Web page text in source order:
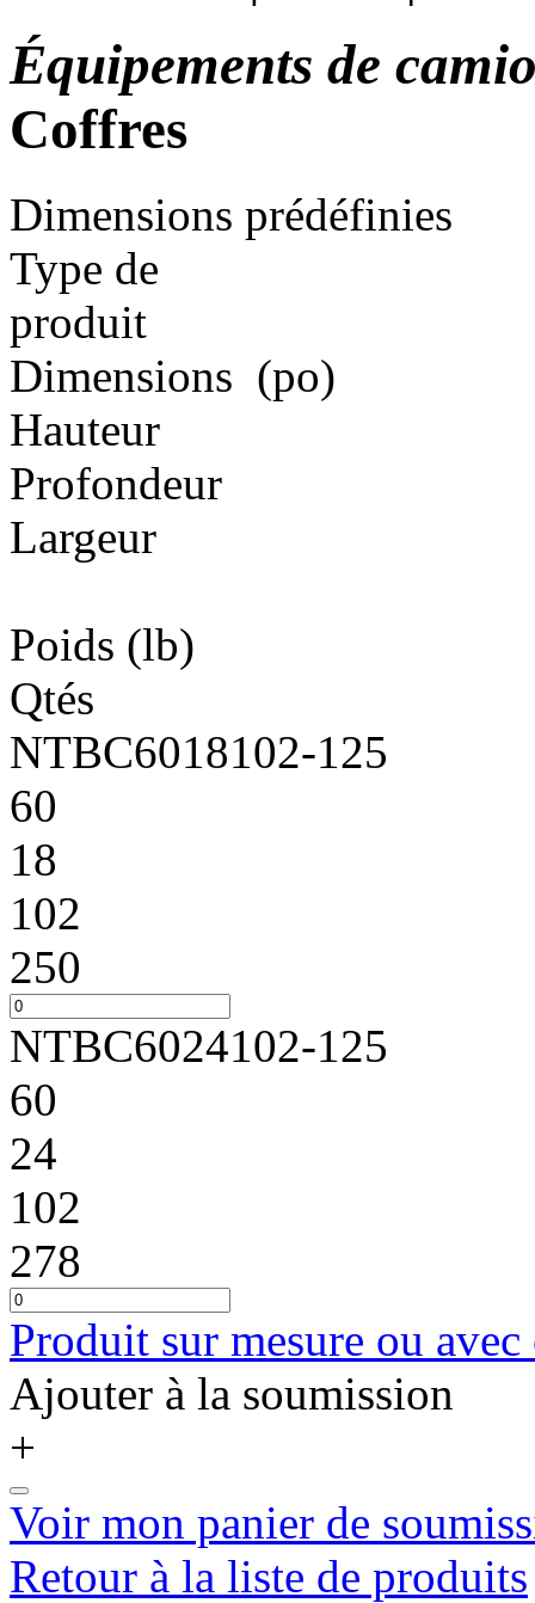
Équipements de
Coffres
Dimensions prédéfinies
Type de
produit
Dimensions (po)
Hauteur
Profondeur
Largeur
Poids (lb)
Qtés
NTBC6018102-125
60
18
102
250
NTBC6024102-125
60
24
102
278
Produit sur mesure ou
Ajouter à la soumission
+
Voir mon panier de
Retour à la liste de produits